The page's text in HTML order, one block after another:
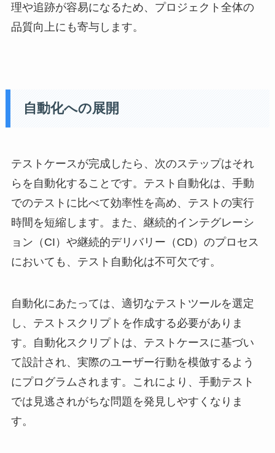
理や追跡が容易になるため、プロジェクト全体の
品質向上にも寄与します。
自動化への展開
テストケースが完成したら、次のステップはそれ
らを自動化することです。テスト自動化は、手動
でのテストに比べて効率性を高め、テストの実行
時間を短縮します。また、継続的インテグレーシ
ョン（CI）や継続的デリバリー（CD）のプロセス
においても、テスト自動化は不可欠です。
自動化にあたっては、適切なテストツールを選定
し、テストスクリプトを作成する必要がありま
す。自動化スクリプトは、テストケースに基づい
て設計され、実際のユーザー行動を模倣するよう
にプログラムされます。これにより、手動テスト
では見逃されがちな問題を発見しやすくなりま
す。